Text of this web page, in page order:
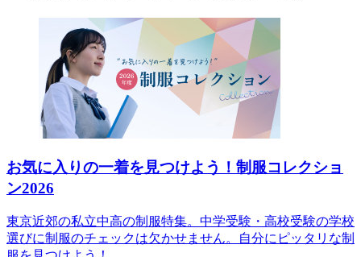
お気に入りの一着を見つけよう！制服コレクショ
ン2026
東京近郊の私立中高の制服特集。中学受験・高校受験の学校
選びに制服のチェックは欠かせません。自分にピッタリな制